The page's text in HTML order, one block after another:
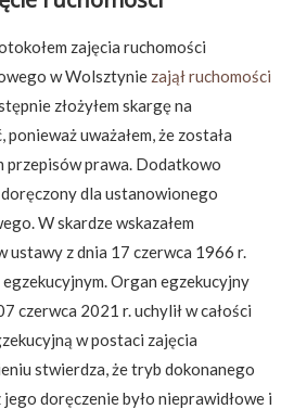
zajęcia ruchomości
w Wolsztynie zajął ruchomości
złożyłem skargę na
uważałem, że została
przepisów prawa. Dodatkowo
dla ustanowionego
W skardze wskazałem
ustawy z dnia 17 czerwca 1966 r.
Organ egzekucyjny
czerwca 2021 r. uchylił w całości
w postaci zajęcia
stwierdza, że tryb dokonanego
doręczenie było nieprawidłowe i